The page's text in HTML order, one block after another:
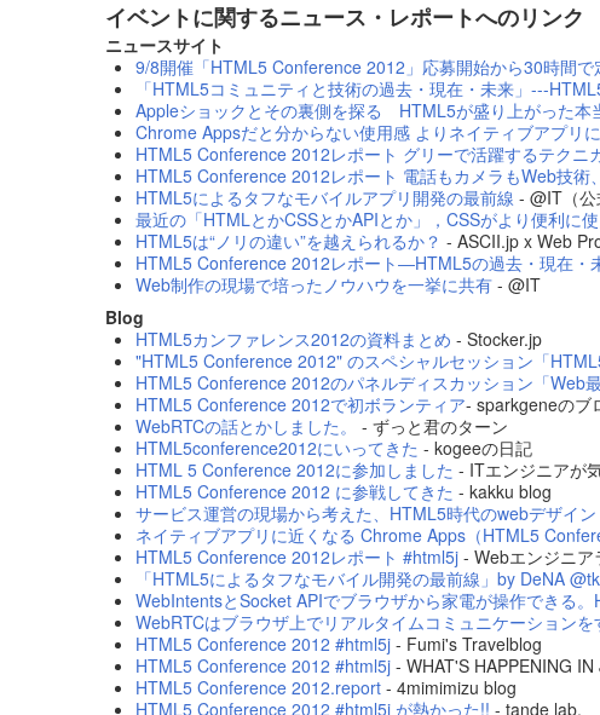
イベントに関するニュース・レポートへのリンク
ニュースサイト
9/8開催「HTML5 Conference 2012」応募開始から30時間で
「HTML5コミュニティと技術の過去・現在・未来」---
Appleショックとその裏側を探る HTML5が盛り上がった本
Chrome Appsだと分からない使用感 よりネイティブアプリ
HTML5 Conference 2012レポート グリーで活躍するテクニ
HTML5 Conference 2012レポート 電話もカメラもWeb技術
HTML5によるタフなモバイルアプリ開発の最前線 - @IT（公
最近の「HTMLとかCSSとかAPIとか」，CSSがより便利に
HTML5は“ノリの違い”を越えられるか？ - ASCII.jp x Web
HTML5 Conference 2012レポート―HTML5の過去・現在・
Web制作の現場で培ったノウハウを一挙に共有 - @IT
Blog
HTML5カンファレンス2012の資料まとめ - Stocker.jp
"HTML5 Conference 2012" のスペシャルセッション「
HTML5 Conference 2012のパネルディスカッション「Web
HTML5 Conference 2012で初ボランティア- sparkgeneのブ
WebRTCの話とかしました。
- ずっと君のターン
HTML5conference2012にいってきた - kogeeの日記
HTML 5 Conference 2012に参加しました - ITエンジニアが
HTML5 Conference 2012 に参戦してきた - kakku blog
サービス運営の現場から考えた、HTML5時代のwebデザイ
ネイティブアプリに近くなる Chrome Apps（HTML5
HTML5 Conference 2012レポート #html5j - Webエンジニア
「HTML5によるタフなモバイル開発の最前線」by DeNA
WebIntentsとSocket APIでブラウザから家電が操作できる
WebRTCはブラウザ上でリアルタイムコミュニケーション
HTML5 Conference 2012 #html5j - Fumi's Travelblog
HTML5 Conference 2012 #html5j - WHAT'S HAPPENING
HTML5 Conference 2012.report - 4mimimizu blog
HTML5 Conference 2012 #html5j が熱かった!! - tande lab.